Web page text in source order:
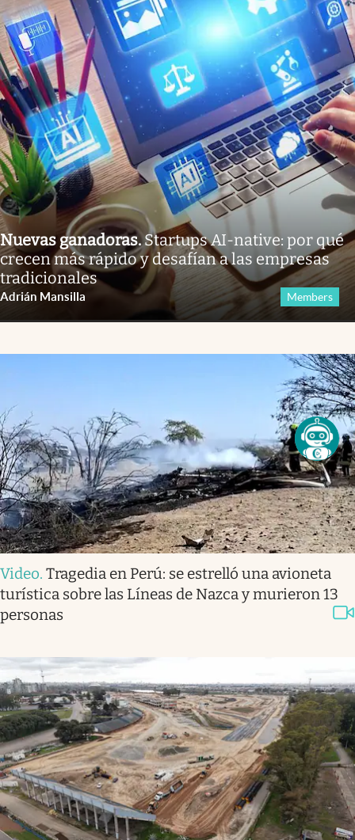
Nuevas ganadoras.Startups AI-native: por qué
crecen más rápido y desafían a las empresas
tradicionales
Adrián Mansilla Members
Video. Tragedia en Perú: se estrelló una avioneta
turística sobre las Líneas de Nazca y murieron 13
personas